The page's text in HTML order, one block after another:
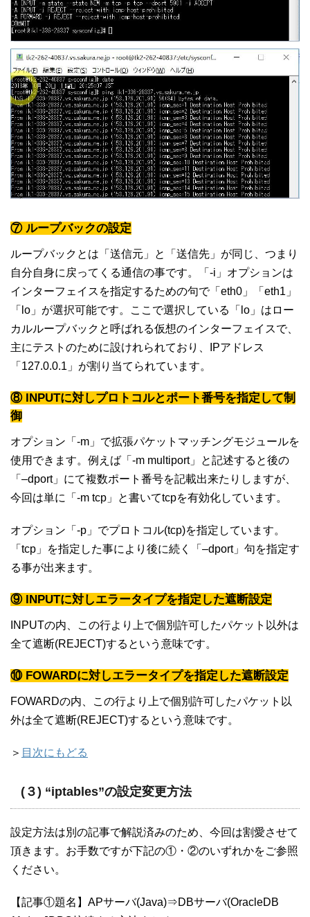
⑦ ループバックの設定
ループバックとは「送信元」と「送信先」が同じ、つまり
自分自身に戻ってくる通信の事です。「-i」オプションは
インターフェイスを指定するための句で「eth0」「eth1」
「lo」が選択可能です。ここで選択している「lo」はロー
カルループバックと呼ばれる仮想のインターフェイスで、
主にテストのために設けれられており、IPアドレス
「127.0.0.1」が割り当てられています。
⑧ INPUTに対しプロトコルとポート番号を指定して制
御
オプション「-m」で拡張パケットマッチングモジュールを
使用できます。例えば「-m multiport」と記述すると後の
「–dport」にて複数ポート番号を記載出来たりしますが、
今回は単に「-m tcp」と書いてtcpを有効化しています。
オプション「-p」でプロトコル(tcp)を指定しています。
「tcp」を指定した事により後に続く「–dport」句を指定す
る事が出来ます。
⑨ INPUTに対しエラータイプを指定した遮断設定
INPUTの内、この行より上で個別許可したパケット以外は
全て遮断(REJECT)するという意味です。
⑩ FOWARDに対しエラータイプを指定した遮断設定
FOWARDの内、この行より上で個別許可したパケット以
外は全て遮断(REJECT)するという意味です。
＞ 目次にもどる
(３) “iptables”の設定変更方法
設定方法は別の記事で解説済みのため、今回は割愛させて
頂きます。お手数ですが下記の①・②のいずれかをご参照
ください。
【記事①題名】APサーバ(Java)⇒DBサーバ(OracleDB